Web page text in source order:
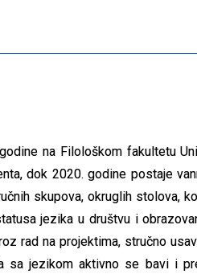
na Filološkom fakultetu
dok 2020. godine postaje
skupova, okruglih stolova,
jezika u društvu i
rad na projektima, stručno
jezikom aktivno se bavi i